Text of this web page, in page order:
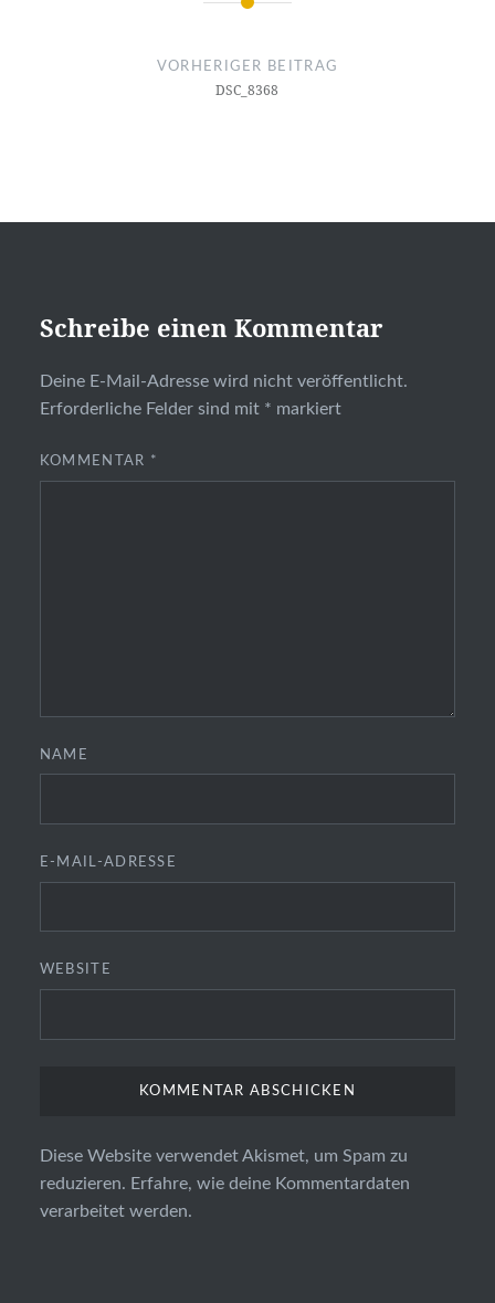
Beitragsnavigation
VORHERIGER BEITRAG
DSC_8368
Schreibe einen Kommentar
Deine E-Mail-Adresse wird nicht veröffentlicht.
Erforderliche Felder sind mit * markiert
KOMMENTAR *
NAME
E-MAIL-ADRESSE
WEBSITE
Diese Website verwendet Akismet, um Spam zu
reduzieren. Erfahre, wie deine Kommentardaten
verarbeitet werden.